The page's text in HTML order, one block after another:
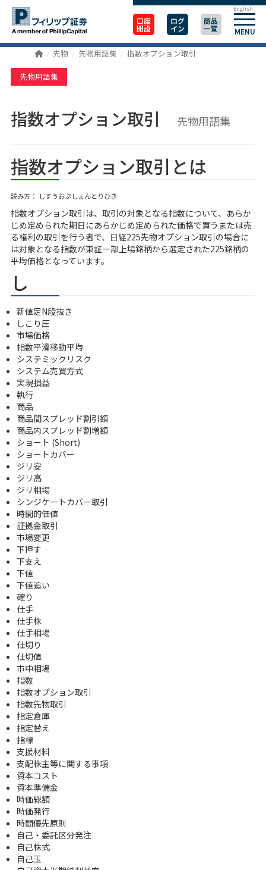
口座
開設
ログ
イン
商品
一覧 MENU
English
先物 先物用語集 指数オプション取引
先物用語集
指数オプション取引 先物用語集
指数オプション取引とは
読み方： しすうおぷしょんとりひき
指数オプション取引は、取引の対象となる指数について、あらか
じめ定められた期日にあらかじめ定められた価格で買うまたは売
る権利の取引を行う者で、日経225先物オプション取引の場合に
は対象となる指数が東証一部上場銘柄から選定された225銘柄の
平均価格となっています。
し
新値足N段抜き
しこり圧
市場価格
指数平滑移動平均
システミックリスク
システム売買方式
実現損益
執行
商品
商品間スプレッド割引額
商品内スプレッド割増額
ショート (Short)
ショートカバー
ジリ安
ジリ高
ジリ相場
シンジケートカバー取引
時間的価値
証拠金取引
市場変更
下押す
下支え
下値
下値追い
確り
仕手
仕手株
仕手相場
仕切り
仕切値
市中相場
指数
指数オプション取引
指数先物取引
指定倉庫
指定替え
指標
支援材料
支配株主等に関する事項
資本コスト
資本準備金
時価総額
時価発行
時間優先原則
自己・委託区分発注
自己株式
自己玉